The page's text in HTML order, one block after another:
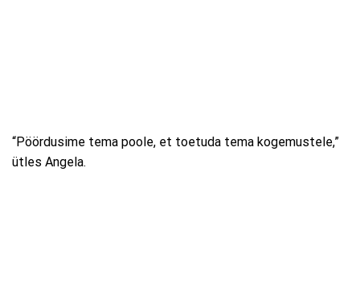
“Pöördusime tema poole, et toetuda tema kogemustele,”
ütles Angela.